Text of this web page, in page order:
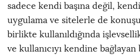
sadece kendi başına değil,
uygulama ve sitelerle de
birlikte kullanıldığında
ve kullanıcıyı kendine